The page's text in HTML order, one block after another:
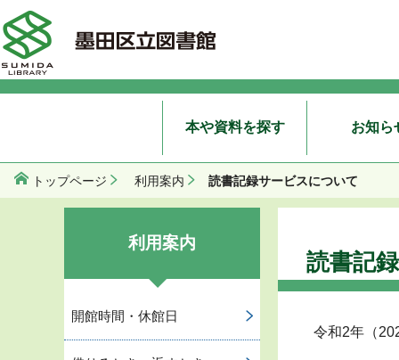
本や資料を探す お知ら
トップページ 利用案内 読書記録サービスについて
読書記
令和2年（
利用案内
開館時間・休館日